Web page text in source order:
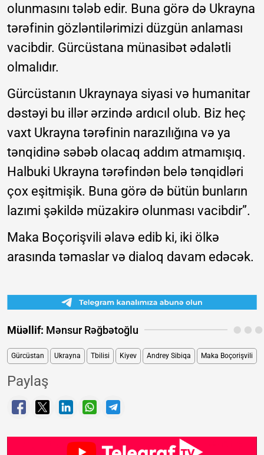
olunmasını tələb edir. Buna görə də Ukrayna
tərəfinin gözləntilərimizi düzgün anlaması
vacibdir. Gürcüstana münasibət ədalətli
olmalıdır.
Gürcüstanın Ukraynaya siyasi və humanitar
dəstəyi bu illər ərzində ardıcıl olub. Biz heç
vaxt Ukrayna tərəfinin narazılığına və ya
tənqidinə səbəb olacaq addım atmamışıq.
Halbuki Ukrayna tərəfindən belə tənqidləri
çox eşitmişik. Buna görə də bütün bunların
lazımi şəkildə müzakirə olunması vacibdir”.
Maka Boçorişvili əlavə edib ki, iki ölkə
arasında təmaslar və dialoq davam edəcək.
Müəllif: Mənsur Rəğbətoğlu
Gürcüstan Ukrayna Tbilisi Kiyev Andrey Sibiqa Maka Boçorişvili
Paylaş